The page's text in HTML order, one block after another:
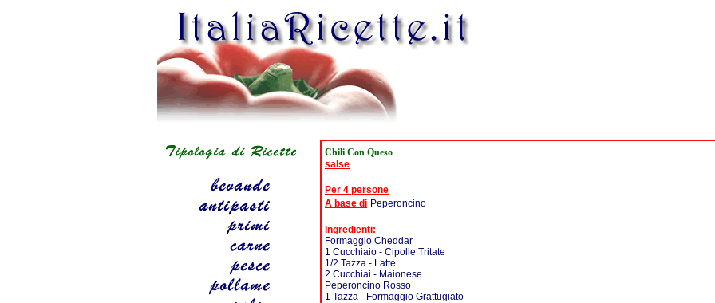
Chili Con Queso
salse
Per 4 persone
A base di Peperoncino
Ingredienti:
Formaggio Cheddar
1 Cucchiaio - Cipolle Tritate
1/2 Tazza - Latte
2 Cucchiai - Maionese
Peperoncino Rosso
1 Tazza - Formaggio Grattugiato